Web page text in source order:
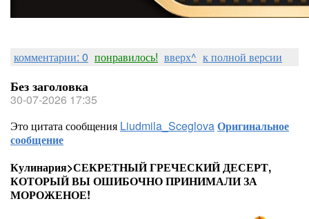
комментарии: 0 понравилось! вверх^ к полной версии
Без заголовка
30-07-2026 17:35
Это цитата сообщения Liudmila_SceglovaОригинальное
сообщение
Кулинария>СЕКРЕТНЫЙ ГРЕЧЕСКИЙ ДЕСЕРТ,
КОТОРЫЙ ВЫ ОШИБОЧНО ПРИНИМАЛИ ЗА
МОРОЖЕНОЕ!